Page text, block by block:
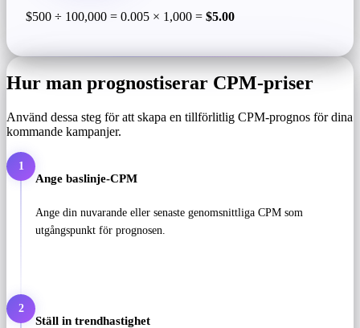
$500 ÷ 100,000 = 0.005 × 1,000 = $5.00
Hur man prognostiserar CPM-priser
Använd dessa steg för att skapa en tillförlitlig CPM-prognos för dina
kommande kampanjer.
1
Ange baslinje-CPM
Ange din nuvarande eller senaste genomsnittliga CPM som
utgångspunkt för prognosen.
2
Ställ in trendhastighet